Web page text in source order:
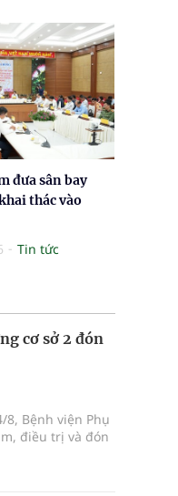
đưa sân bay
thác vào
Tin tức
cơ sở 2 đón
Bệnh viện Phụ
điều trị và đón